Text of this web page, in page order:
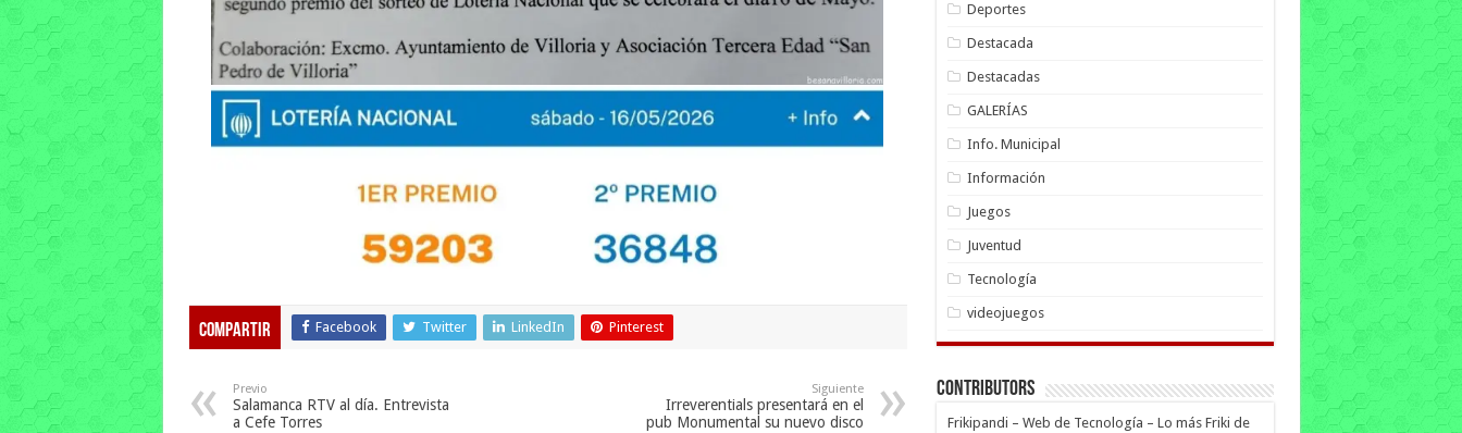
Compartir Facebook Twitter LinkedIn Pinterest
Previo
Salamanca RTV al día. Entrevista
a Cefe Torres
Siguiente
Irreverentials presentará en el
pub Monumental su nuevo disco
Deportes
Destacada
Destacadas
GALERÍAS
Info. Municipal
Información
Juegos
Juventud
Tecnología
videojuegos
Contributors
Frikipandi – Web de Tecnología – Lo más Friki de